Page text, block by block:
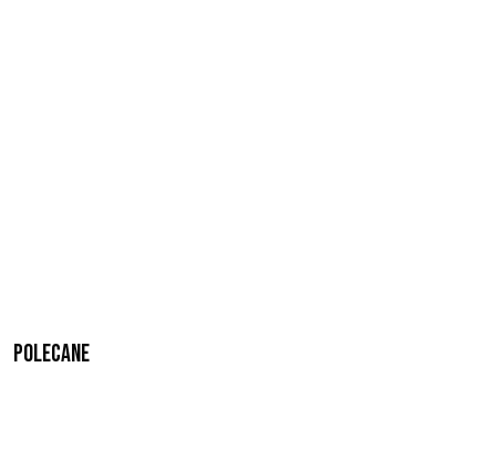
Polecane